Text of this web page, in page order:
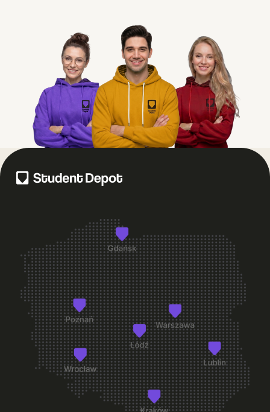
Czy w Student Depot obowiązuje cisza nocna?
Co zrobić, jeśli coś w pokoju przestanie działać?
Co zrobić, jeśli jestem nowy w mieście i nie znam jeszcze nikogo?
Czy w Student Depot organizowane są wydarzenia dla
+